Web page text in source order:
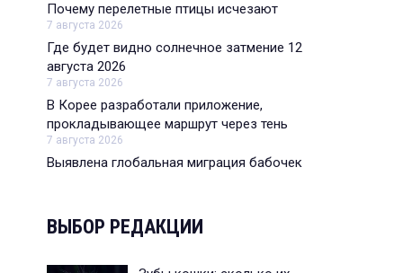
Почему перелетные птицы исчезают
7 августа 2026
Где будет видно солнечное затмение 12
августа 2026
7 августа 2026
В Корее разработали приложение,
прокладывающее маршрут через тень
7 августа 2026
Выявлена глобальная миграция бабочек
ВЫБОР РЕДАКЦИИ